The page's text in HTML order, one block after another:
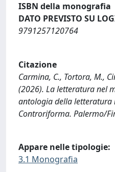
ISBN della monografia
DATO PREVISTO SU
9791257120764
Citazione
Carmina, C., Tortora, M.,
(2026). La letteratura nel
antologia della
Controriforma. Palermo/
Appare nelle tipologie:
3.1 Monografia